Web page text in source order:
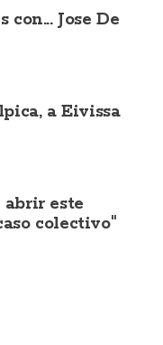
Jose De
a Eivissa
abrir este
colectivo"